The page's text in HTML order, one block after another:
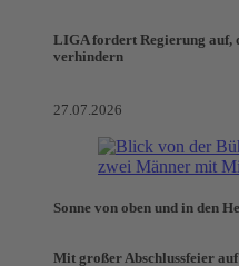
LIGA fordert Regierung auf,
verhindern
27.07.2026
Sonne von oben und in den
Mit großer Abschlussfeier auf